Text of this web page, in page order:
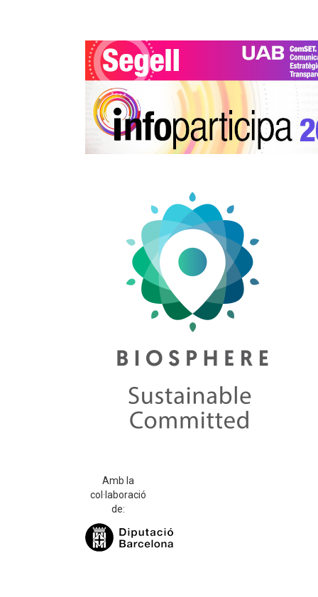
Amb la
col·laboració
de: